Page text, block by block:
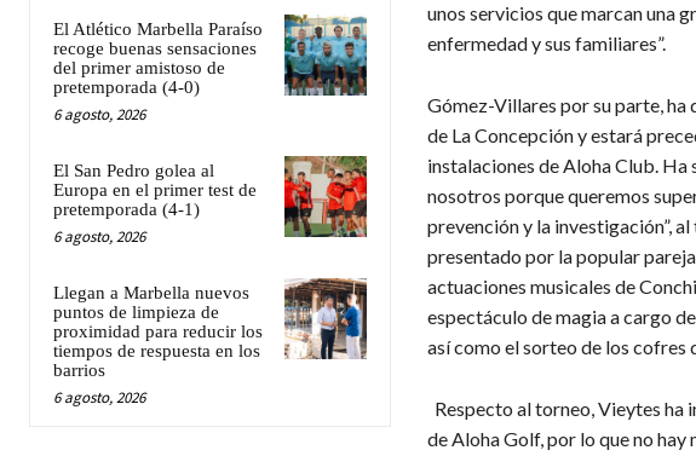
El Atlético Marbella Paraíso
recoge buenas sensaciones
del primer amistoso de
pretemporada (4-0)
6 agosto, 2026
El San Pedro golea al
Europa en el primer test de
pretemporada (4-1)
6 agosto, 2026
Llegan a Marbella nuevos
puntos de limpieza de
proximidad para reducir los
tiempos de respuesta en los
barrios
6 agosto, 2026
unos servicios que marcan una
enfermedad y sus familiares”.
​Gómez-Villares por su parte, ha
de La Concepción y estará
instalaciones de Aloha Club. Ha
nosotros porque queremos
prevención y la investigación”,
presentado por la popular
actuaciones musicales de
espectáculo de magia a cargo
así como el sorteo de los cofres
​Respecto al torneo, Vieytes ha
de Aloha Golf, por lo que no